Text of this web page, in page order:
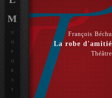
François Béchu
La robe d'amitié
Théâtre
M
N
O
P
Q
R
S
T